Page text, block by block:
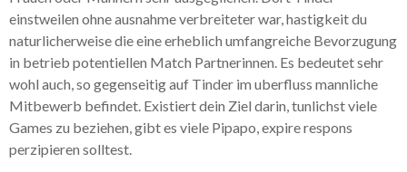
einstweilen ohne ausnahme verbreiteter war, hastigkeit du
naturlicherweise die eine erheblich umfangreiche Bevorzugung
in betrieb potentiellen Match Partnerinnen. Es bedeutet sehr
wohl auch, so gegenseitig auf Tinder im uberfluss mannliche
Mitbewerb befindet. Existiert dein Ziel darin, tunlichst viele
Games zu beziehen, gibt es viele Pipapo, expire respons
perzipieren solltest.